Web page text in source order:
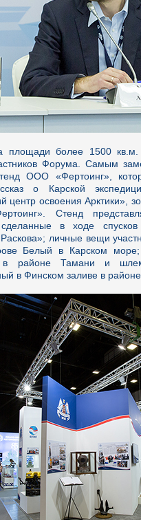
площади более 1500 кв.м.
Форума. Самым
ООО «Фертоинг»,
о Карской
центр освоения Арктики»,
Стенд
сделанные в ходе
личные вещи
Белый в Карском
в районе Тамани и
в Финском заливе в